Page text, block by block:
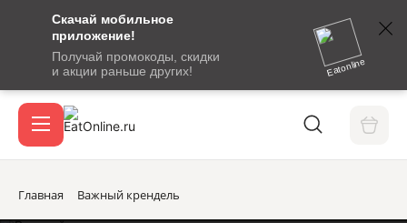
Скачай мобильное
приложение!
Получай промокоды, скидки
и акции раньше других!
Eatonline
сообщение
кодом
подтверждения
Акции
Главная Важный крендель